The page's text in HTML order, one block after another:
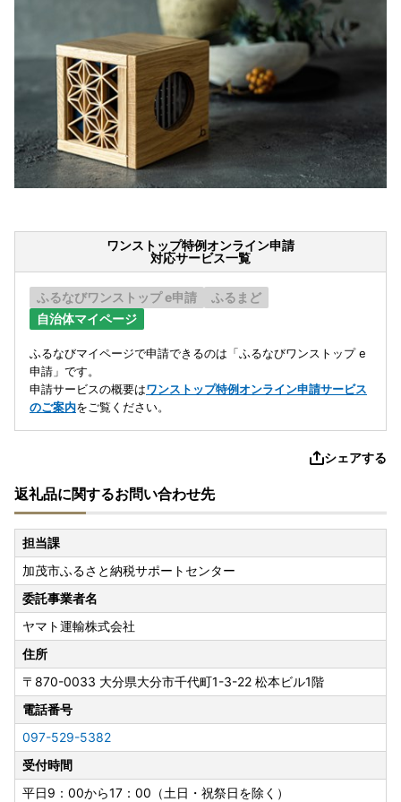
ワンストップ特例オンライン申請
対応サービス一覧
ふるなびワンストップ e申請
ふるまど
自治体マイページ
ふるなびマイページで申請できるのは「ふるなびワンストップ e
申請」です。
申請サービスの概要はワンストップ特例オンライン申請サービス
のご案内をご覧ください。
シェアする
返礼品に関するお問い合わせ先
担当課
加茂市ふるさと納税サポートセンター
委託事業者名
ヤマト運輸株式会社
住所
〒870-0033 大分県大分市千代町1-3-22 松本ビル1階
電話番号
097-529-5382
受付時間
平日9：00から17：00（土日・祝祭日を除く）